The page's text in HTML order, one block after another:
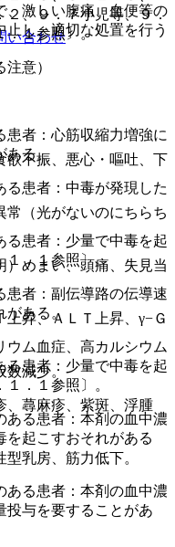
２、９．７小児等、９．
．１参照〕。
意）
者：心筋収縮力増強に
ある。
患者：中毒が発現した
患者：少量で中毒を起
１．１参照〕。
者：副伝導路の伝導速
ある。
ム血症、高カルシウム
る患者：少量で中毒を起
．１参照〕。
る患者：本剤の血中濃
を起こすおそれがある
る患者：本剤の血中濃
投与を要することがあ
、激しい腹痛、血便等の
し、適切な処置を行う
不振、悪心・嘔吐、下
（光がないのにちらち
めまい、頭痛、失見当
昇、ＡＬＴ上昇、γ−Ｇ
減少。
蕁麻疹、紫斑、浮腫
乳房、筋力低下。
い合わせ